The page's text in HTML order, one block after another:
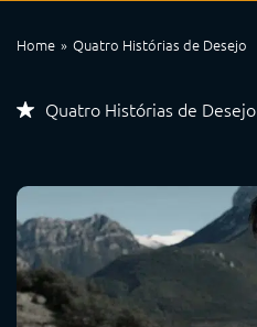
Home Quatro Histórias de Desejo
Quatro Histórias de Desejo